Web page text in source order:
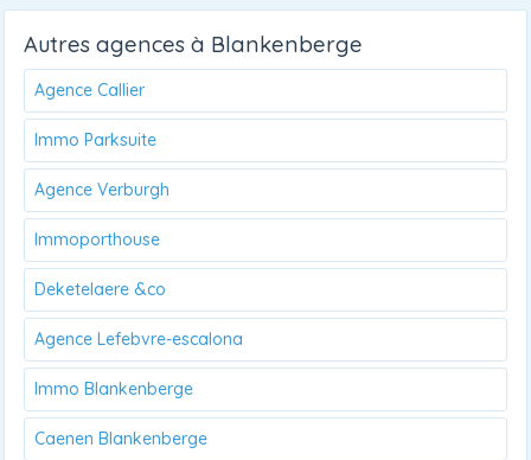
Autres agences à Blankenberge
Agence Callier
Immo Parksuite
Agence Verburgh
Immoporthouse
Deketelaere &co
Agence Lefebvre-escalona
Immo Blankenberge
Caenen Blankenberge